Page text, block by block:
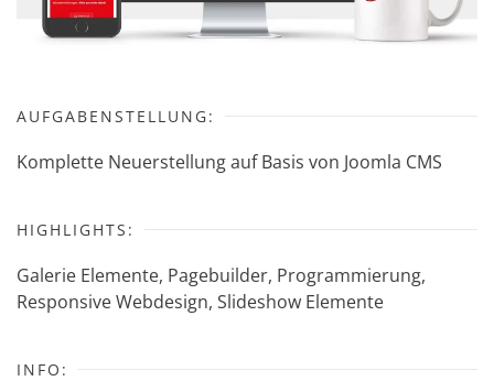
AUFGABENSTELLUNG:
Komplette Neuerstellung auf Basis von Joomla CMS
HIGHLIGHTS:
Galerie Elemente, Pagebuilder, Programmierung,
Responsive Webdesign, Slideshow Elemente
INFO: